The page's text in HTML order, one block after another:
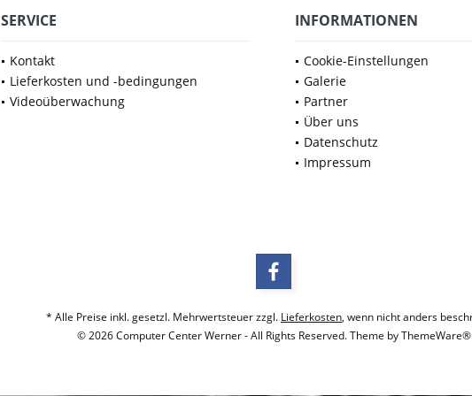
SERVICE
Kontakt
Lieferkosten und -bedingungen
Videoüberwachung
INFORMATIONEN
Cookie-Einstellungen
Galerie
Partner
Über uns
Datenschutz
Impressum
* Alle Preise inkl. gesetzl. Mehrwertsteuer zzgl. Lieferkosten, wenn nicht anders
© 2026 Computer Center Werner - All Rights Reserved. Theme byThemeWare®